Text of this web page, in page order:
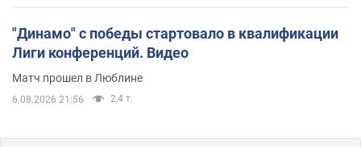
"Динамо" с победы стартовало в квалификации
Лиги конференций. Видео
Матч прошел в Люблине
6.08.2026 21:56 2,4 т.